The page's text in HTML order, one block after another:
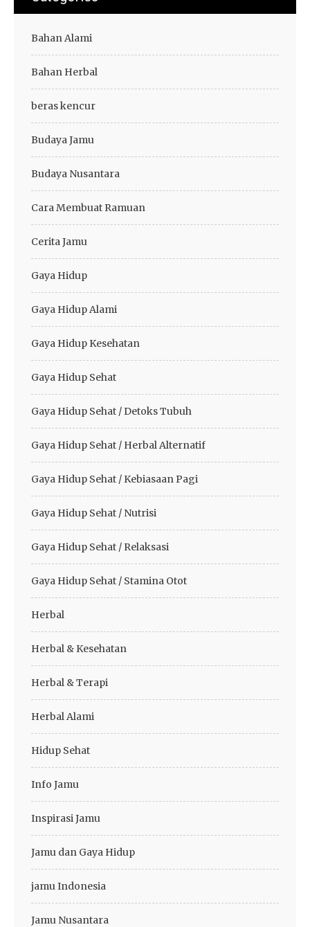
Bahan Alami
Bahan Herbal
beras kencur
Budaya Jamu
Budaya Nusantara
Cara Membuat Ramuan
Cerita Jamu
Gaya Hidup
Gaya Hidup Alami
Gaya Hidup Kesehatan
Gaya Hidup Sehat
Gaya Hidup Sehat / Detoks Tubuh
Gaya Hidup Sehat / Herbal Alternatif
Gaya Hidup Sehat / Kebiasaan Pagi
Gaya Hidup Sehat / Nutrisi
Gaya Hidup Sehat / Relaksasi
Gaya Hidup Sehat / Stamina Otot
Herbal
Herbal & Kesehatan
Herbal & Terapi
Herbal Alami
Hidup Sehat
Info Jamu
Inspirasi Jamu
Jamu dan Gaya Hidup
jamu Indonesia
Jamu Nusantara